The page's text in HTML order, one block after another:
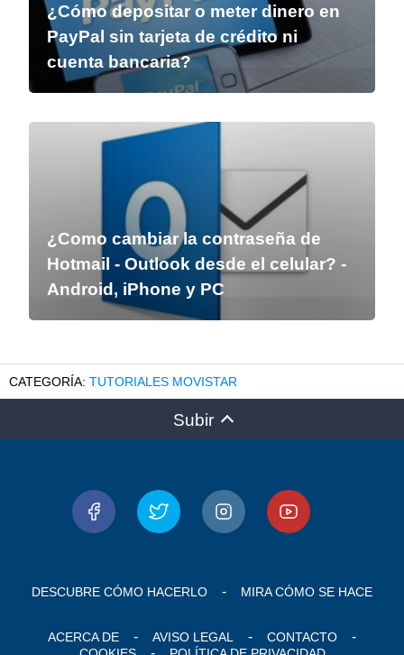
¿Cómo depositar o meter dinero en
PayPal sin tarjeta de crédito ni
cuenta bancaria?
¿Como cambiar la contraseña de
Hotmail - Outlook desde el celular? -
Android, iPhone y PC
TUTORIALES MOVISTAR
Subir
DESCUBRE CÓMO HACERLO MIRA CÓMO SE HACE
ACERCA DE AVISO LEGAL
CONTACTO